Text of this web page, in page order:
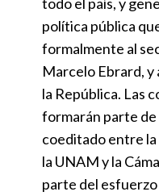
política pública
formalmente al
Marcelo Ebrard, y
la República. Las
formarán parte de
coeditado entre
la UNAM y la
parte del